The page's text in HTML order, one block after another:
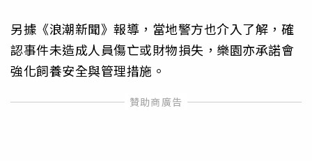
另據《浪潮新聞》報導，當地警方也介入了解，確
認事件未造成人員傷亡或財物損失，樂園亦承諾會
強化飼養安全與管理措施。